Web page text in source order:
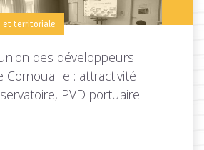
et territoriale
des développeurs
Cornouaille : attractivité
PVD portuaire